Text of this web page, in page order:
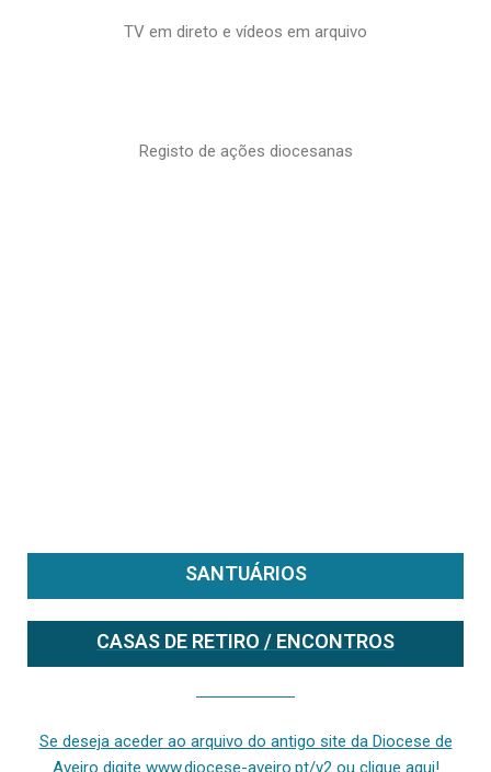
TV em direto e vídeos em arquivo
Registo de ações diocesanas
SANTUÁRIOS
CASAS DE RETIRO / ENCONTROS
Se deseja aceder ao arquivo do antigo site da Diocese de
Aveiro digite www.diocese-aveiro.pt/v2 ou clique aqui!